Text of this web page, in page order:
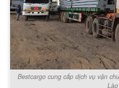
Bestcargo cung cấp dịch vụ vận
Lào